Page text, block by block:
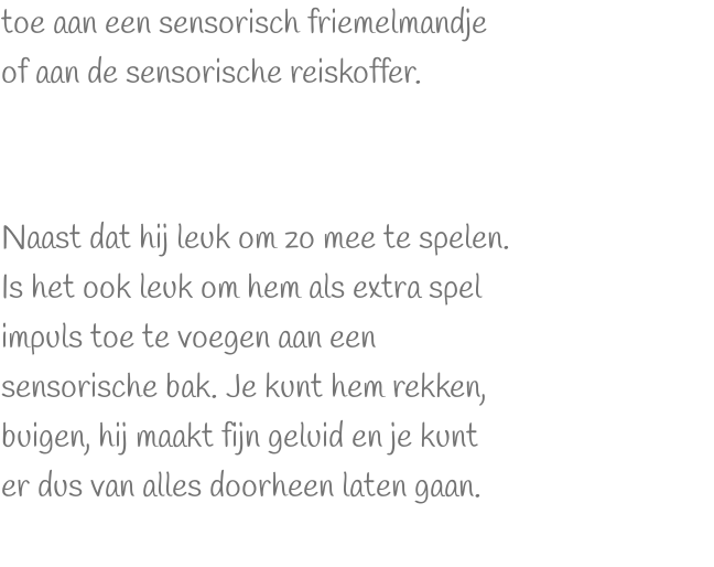
toe aan een sensorisch friemelmandje
of aan de sensorische reiskoffer.
Naast dat hij leuk om zo mee te spelen.
Is het ook leuk om hem als extra spel
impuls toe te voegen aan een
sensorische bak. Je kunt hem rekken,
buigen, hij maakt fijn geluid en je kunt
er dus van alles doorheen laten gaan.